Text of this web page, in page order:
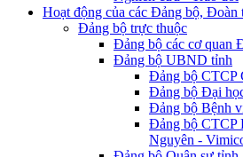
Hoạt động của các Đảng bộ, Đoàn
Đảng bộ trực thuộc
Đảng bộ các cơ quan
Đảng bộ UBND tỉnh
Đảng bộ CTCP
Đảng bộ Đại
Đảng bộ Bệnh
Đảng bộ CTCP
Nguyên -